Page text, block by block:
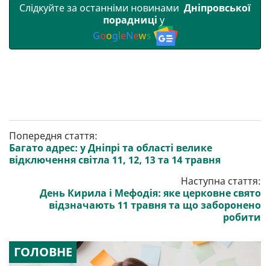
Слідкуйте за останніми новинами Дніпровської
порадниці у
GoogleNews
Попередня стаття:
Багато адрес: у Дніпрі та області велике
відключення світла 11, 12, 13 та 14 травня
Наступна стаття:
День Кирила і Мефодія: яке церковне свято
відзначають 11 травня та що заборонено
робити
ГОЛОВНЕ